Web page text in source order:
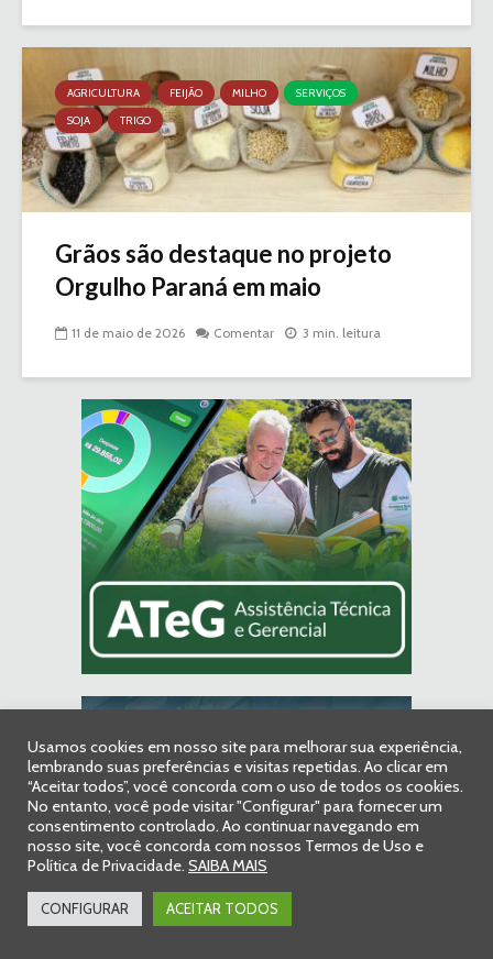
AGRICULTURA FEIJÃO MILHO
SERVIÇOS
SOJA
TRIGO
Grãos são destaque no projeto
Orgulho Paraná em maio
11 de maio de 2026 Comentar 3 min. leitura
Usamos cookies em nosso site para melhorar sua experiência,
lembrando suas preferências e visitas repetidas. Ao clicar em
“Aceitar todos”, você concorda com o uso de todos os cookies.
No entanto, você pode visitar "Configurar" para fornecer um
consentimento controlado. Ao continuar navegando em
nosso site, você concorda com nossos Termos de Uso e
Política de Privacidade. SAIBA MAIS
CONFIGURAR ACEITAR TODOS